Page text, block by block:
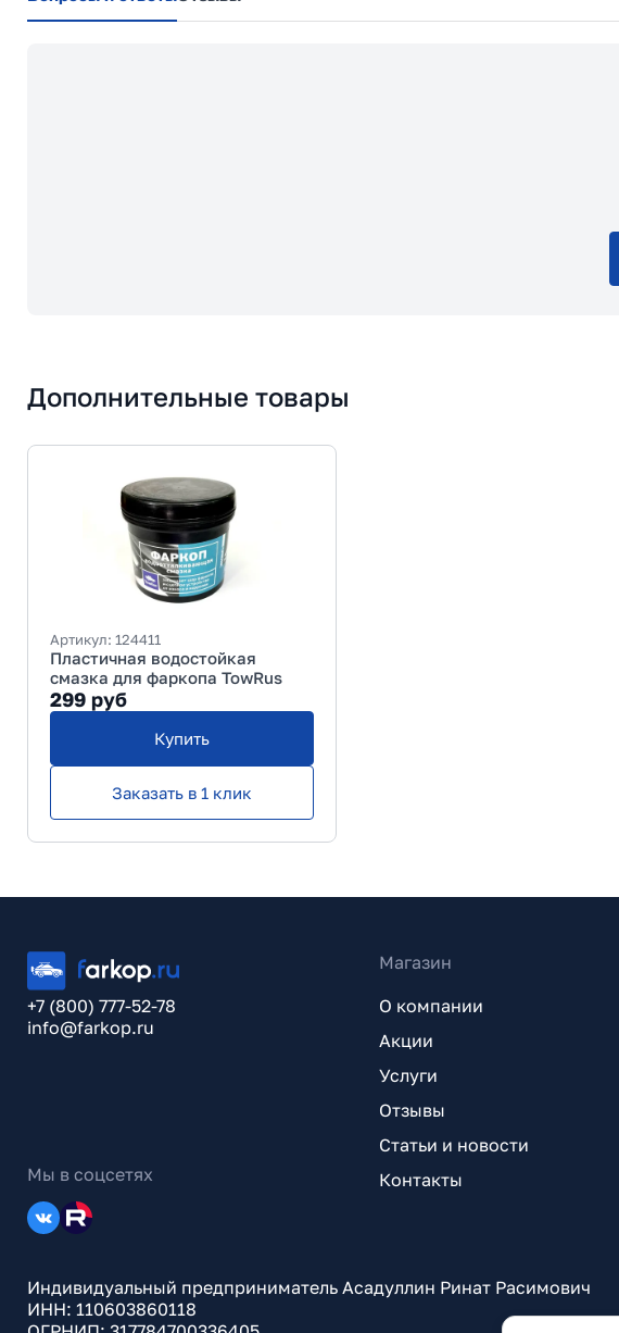
Дополнительные товары
Артикул: 124411
Пластичная водостойкая
смазка для фаркопа TowRus
299 руб
Купить
Заказать в 1 клик
+7 (800) 777-52-78
info@farkop.ru
Мы в соцсетях
Магазин
О компании
Акции
Услуги
Отзывы
Статьи и новости
Контакты
Индивидуальный предприниматель Асадуллин Ринат Расимович
ИНН: 110603860118